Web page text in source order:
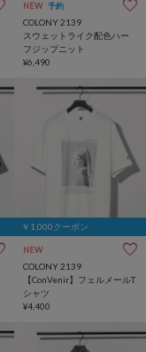
NEW 予約
COLONY 2139
スウェットライク配色ハー
フジップニット
¥6,490
￥1,000クーポン
NEW
COLONY 2139
【ConVenir】フェルメールT
シャツ
¥4,400